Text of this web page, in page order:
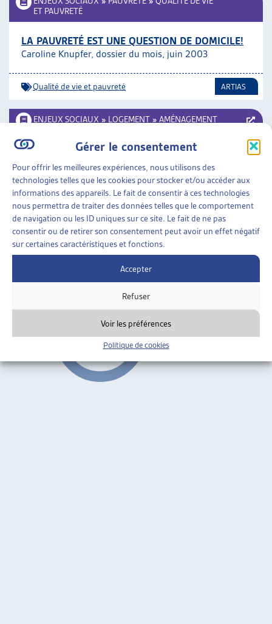
Gérer le consentement
Pour offrir les meilleures expériences, nous utilisons des
technologies telles que les cookies pour stocker et/ou accéder aux
informations des appareils. Le fait de consentir à ces technologies
nous permettra de traiter des données telles que le comportement
de navigation ou les ID uniques sur ce site. Le fait de ne pas
consentir ou de retirer son consentement peut avoir un effet négatif
sur certaines caractéristiques et fonctions.
Accepter
Refuser
Voir les préférences
Politique de cookies
ET PAUVRETÉ
LA PAUVRETÉ EST UNE QUESTION DE DOMICILE!
Caroline Knupfer, dossier du mois, juin 2003
Qualité de vie et pauvreté ARTIAS
ENJEUX SOCIAUX » LOGEMENT » AMÉNAGEMENT
Architecture & Comportement Vol. 7, Gilles Brougère,
1991
Aménagement du territoire
Précédent 1 … 13 14
15
Suivant